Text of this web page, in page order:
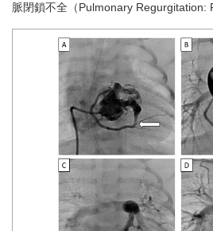
脈閉鎖不全（Pulmonary Regurgitation: